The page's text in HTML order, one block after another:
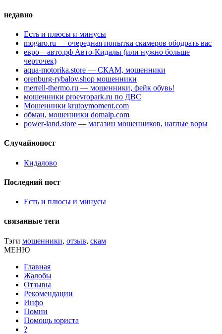
недавно
Есть и плюсы и минусы
mogaro.ru — очередная попытка скамеров ободрать вас
евро—авто.рф Авто-Кидалы (или нужно больше
черточек)
aqua-motorika.store — СКАМ, мошенники
orenburg-rybalov.shop мошенники
merrell-thermo.ru — мошенники, фейк обувь!
мошенники proevropark.ru по ДВС
Мошенники krutoymoment.com
обман, мошенники domalp.com
power-land.store — магазин мошенников, наглые воры
Случайнопост
Кидалово
Последний пост
Есть и плюсы и минусы
связанные теги
Тэги мошенники, отзыв, скам
МЕНЮ
Главная
Жалобы
Отзывы
Рекомендации
Инфо
Помни
Помощь юриста
?